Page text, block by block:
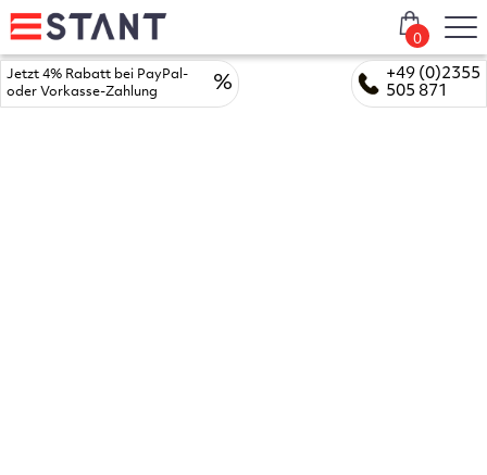
+49 (0)2355
505 871
Jetzt 4% Rabatt bei PayPal-
oder Vorkasse-Zahlung
%
0